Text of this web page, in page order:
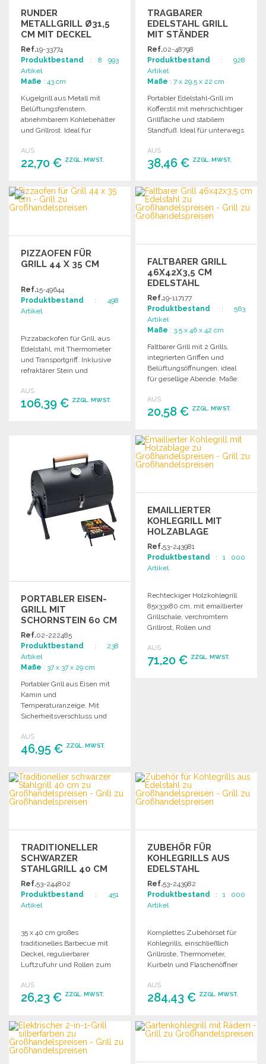
RUNDER
METALLGRILL Ø31,5
CM MIT DECKEL
Ref.19-33774
Produktbestand : 8 993
Artikel
Maße : 43 cm
Kugelgrill aus Metall mit
Belüftungsfenstern,
abnehmbarem Kohlebehälter
und Grillrost. Ideal für
Lieferung in Geschenkbox.
AUS
22,70 € ZZGL. MWST.
BESTELLEN
Angebot anfordern
TRAGBARER
EDELSTAHL GRILL
MIT STÄNDER
60X40CM
Ref.02-48798
Produktbestand : 928
Artikel
Maße : 7 x 29.5 x 22 cm
Portabler Edelstahl-Grill im
Kofferstil mit mehrschichtiger
Grillfläche und stabilem
Standfuß. Ideal für unterwegs
AUS
38,46 € ZZGL. MWST.
BESTELLEN
Angebot anfordern
PIZZAOFEN FÜR
GRILL 44 X 35 CM
Ref.15-49644
Produktbestand : 498
Artikel
Pizzabackofen für Grill, aus
Edelstahl, mit Thermometer
und Transportgriff. Inklusive
refraktärer Stein und
12,5 cm.
AUS
106,39 € ZZGL. MWST.
FALTBARER GRILL
46X42X3,5 CM
EDELSTAHL
Ref.19-117177
Produktbestand : 563
Artikel
Maße : 3.5 x 46 x 42 cm
Faltbarer Grill mit 2 Grills,
integrierten Griffen und
Belüftungsöffnungen, ideal
für gesellige Abende. Maße:
AUS
20,58 € ZZGL. MWST.
BESTELLEN
Angebot anfordern
PORTABLER EISEN-
GRILL MIT
SCHORNSTEIN 60 CM
Ref.02-222485
Produktbestand : 238
Artikel
Maße : 37 x 37 x 29 cm
Portabler Grill aus Eisen mit
Kamin und
Temperaturanzeige. Mit
Sicherheitsverschluss und
Transport.
AUS
46,95 € ZZGL. MWST.
BESTELLEN
Angebot anfordern
EMAILLIERTER
KOHLEGRILL MIT
HOLZABLAGE
Ref.53-243981
Produktbestand : 1 000
Artikel
Rechteckiger Holzkohlegrill
85x33x80 cm, mit emaillierter
Grillschale, verchromtem
Grillrost, Rollen und
AUS
71,20 € ZZGL. MWST.
TRADITIONELLER
SCHWARZER
STAHLGRILL 40 CM
ZU
GROSSHANDELSPREISEN
Ref.53-244802
Produktbestand : 451
Artikel
35 x 40 cm großes
traditionelles Barbecue mit
Deckel, regulierbarer
Luftzufuhr und Rollen zum
AUS
26,23 € ZZGL. MWST.
BESTELLEN
Angebot anfordern
ZUBEHÖR FÜR
KOHLEGRILLS AUS
EDELSTAHL
Ref.53-243982
Produktbestand : 1 000
Artikel
Komplettes Zubehörset für
Kohlegrills, einschließlich
Grillroste, Thermometer,
Kurbeln und Flaschenöffner
AUS
284,43 € ZZGL. MWST.
BESTELLEN
Angebot anfordern